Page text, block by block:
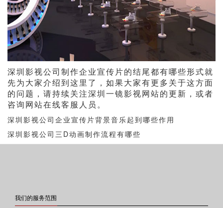
深圳影视公司制作企业宣传片的结尾都有哪些形式就
先为大家介绍到这里了，如果大家有更多关于这方面
的问题，请持续关注深圳一镜影视网站的更新，或者
咨询网站在线客服人员。
深圳影视公司企业宣传片背景音乐起到哪些作用
深圳影视公司三D动画制作流程有哪些
我们的服务范围